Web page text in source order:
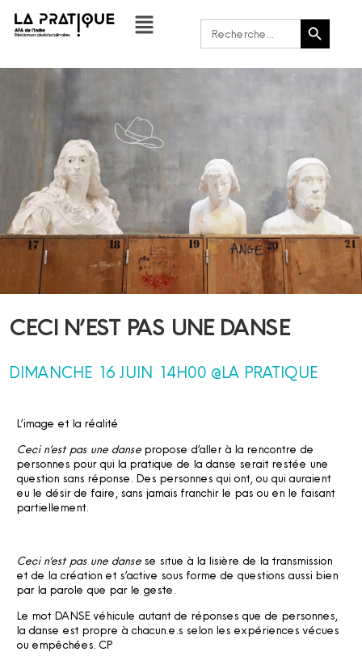
Rechercher : Bouton de recherche
CECI N’EST PAS UNE DANSE
DIMANCHE 16 JUIN 14H00 @LA PRATIQUE
L’image et la réalité
Ceci n’est pas une dansepropose d’aller à la rencontre de
personnes pour qui la pratique de la danse serait restée une
question sans réponse. Des personnes qui ont, ou qui auraient
eu le désir de faire, sans jamais franchir le pas ou en le faisant
partiellement.
Ceci n’est pas une dansese situe à la lisière de la transmission
et de la création et s’active sous forme de questions aussi bien
par la parole que par le geste.
Le mot DANSE véhicule autant de réponses que de personnes,
la danse est propre à chacun.e.s selon les expériences vécues
ou empêchées. CP